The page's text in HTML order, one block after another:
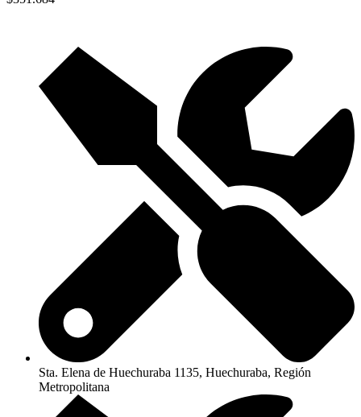
Sta. Elena de Huechuraba 1135, Huechuraba, Región
Metropolitana